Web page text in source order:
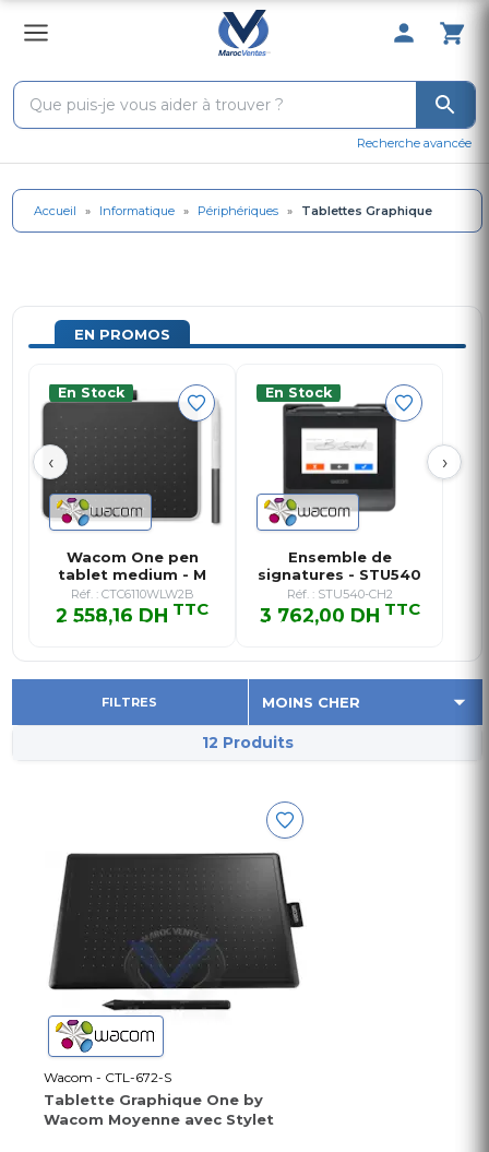
0 Produit
Recherche avancée
Accueil » Informatique » Périphériques » Tablettes Graphique
EN PROMOS
‹ ›
En Stock
Wacom One pen
tablet medium - M
Réf. : CTC6110WLW2B
2 558,16 DH TTC
2 558,16 DH TTC
En Stock
Ensemble de
signatures - STU540
et PDF pro s…
Réf. : STU540-CH2
3 762,00 DH TTC
3 762,00 DH TTC
FILTRES
12 Produits
Wacom - CTL-672-S
Tablette Graphique One by
Wacom Moyenne avec Stylet